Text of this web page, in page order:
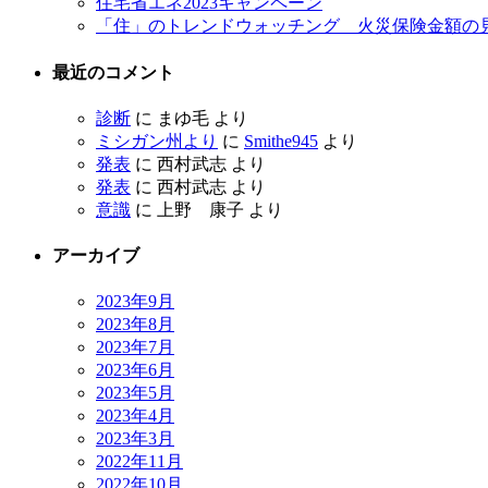
「住」のトレンドウォッチング 火災保険金額の
最近のコメント
診断 に まゆ毛 より
ミシガン州より に Smithe945 より
発表 に 西村武志 より
発表 に 西村武志 より
意識 に 上野 康子 より
アーカイブ
2023年9月
2023年8月
2023年7月
2023年6月
2023年5月
2023年4月
2023年3月
2022年11月